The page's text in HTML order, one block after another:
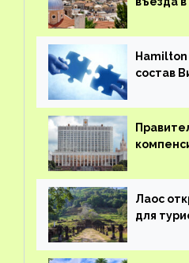
состав
вывоз
Лаос
для